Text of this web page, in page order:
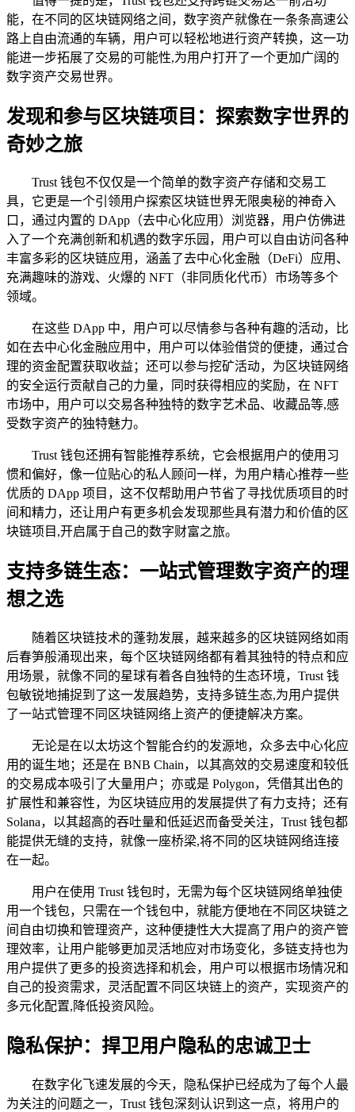
能，在不同的区块链网络之间，数字资产就像在一条条高速公
路上自由流通的车辆，用户可以轻松地进行资产转换，这一功
能进一步拓展了交易的可能性,为用户打开了一个更加广阔的
数字资产交易世界。
发现和参与区块链项目：探索数字世界的
奇妙之旅
Trust 钱包不仅仅是一个简单的数字资产存储和交易工
具，它更是一个引领用户探索区块链世界无限奥秘的神奇入
口，通过内置的 DApp（去中心化应用）浏览器，用户仿佛进
入了一个充满创新和机遇的数字乐园，用户可以自由访问各种
丰富多彩的区块链应用，涵盖了去中心化金融（DeFi）应用、
充满趣味的游戏、火爆的 NFT（非同质化代币）市场等多个
领域。
在这些 DApp 中，用户可以尽情参与各种有趣的活动，比
如在去中心化金融应用中，用户可以体验借贷的便捷，通过合
理的资金配置获取收益；还可以参与挖矿活动，为区块链网络
的安全运行贡献自己的力量，同时获得相应的奖励，在 NFT
市场中，用户可以交易各种独特的数字艺术品、收藏品等,感
受数字资产的独特魅力。
Trust 钱包还拥有智能推荐系统，它会根据用户的使用习
惯和偏好，像一位贴心的私人顾问一样，为用户精心推荐一些
优质的 DApp 项目，这不仅帮助用户节省了寻找优质项目的时
间和精力，还让用户有更多机会发现那些具有潜力和价值的区
块链项目,开启属于自己的数字财富之旅。
支持多链生态：一站式管理数字资产的理
想之选
随着区块链技术的蓬勃发展，越来越多的区块链网络如雨
后春笋般涌现出来，每个区块链网络都有着其独特的特点和应
用场景，就像不同的星球有着各自独特的生态环境，Trust 钱
包敏锐地捕捉到了这一发展趋势，支持多链生态,为用户提供
了一站式管理不同区块链网络上资产的便捷解决方案。
无论是在以太坊这个智能合约的发源地，众多去中心化应
用的诞生地；还是在 BNB Chain，以其高效的交易速度和较低
的交易成本吸引了大量用户；亦或是 Polygon，凭借其出色的
扩展性和兼容性，为区块链应用的发展提供了有力支持；还有
Solana，以其超高的吞吐量和低延迟而备受关注，Trust 钱包都
能提供无缝的支持，就像一座桥梁,将不同的区块链网络连接
在一起。
用户在使用 Trust 钱包时，无需为每个区块链网络单独使
用一个钱包，只需在一个钱包中，就能方便地在不同区块链之
间自由切换和管理资产，这种便捷性大大提高了用户的资产管
理效率，让用户能够更加灵活地应对市场变化，多链支持也为
用户提供了更多的投资选择和机会，用户可以根据市场情况和
自己的投资需求，灵活配置不同区块链上的资产，实现资产的
多元化配置,降低投资风险。
隐私保护：捍卫用户隐私的忠诚卫士
在数字化飞速发展的今天，隐私保护已经成为了每个人最
为关注的问题之一，Trust 钱包深刻认识到这一点，将用户的